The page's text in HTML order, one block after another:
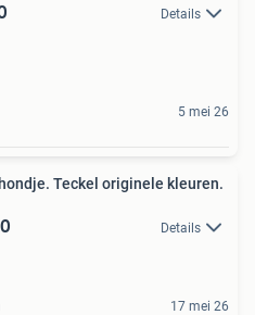
Details
5 mei 26
Teckel originele kleuren.
Details
17 mei 26